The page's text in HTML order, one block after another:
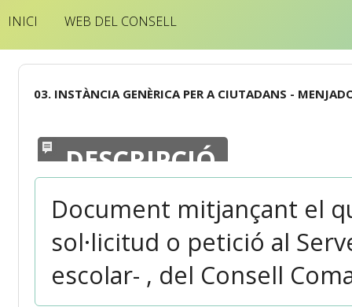
INICI WEB DEL CONSELL
03. INSTÀNCIA GENÈRICA PER A CIUTADANS -
DESCRIPCIÓ
Document mitjançant el
sol·licitud o petició al
escolar- , del Consell